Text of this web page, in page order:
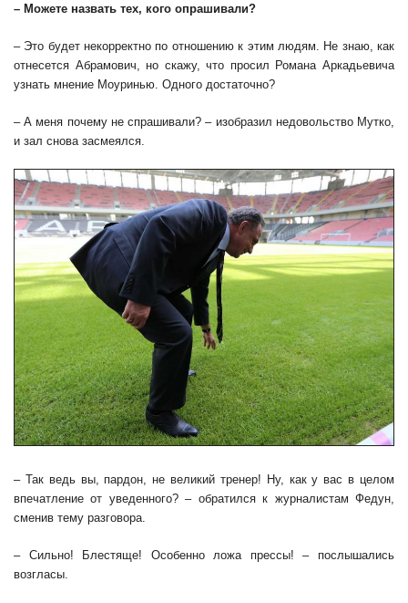
– Можете назвать тех, кого опрашивали?
– Это будет некорректно по отношению к этим людям. Не знаю, как
отнесется Абрамович, но скажу, что просил Романа Аркадьевича
узнать мнение Моуринью. Одного достаточно?
– А меня почему не спрашивали? – изобразил недовольство Мутко,
и зал снова засмеялся.
– Так ведь вы, пардон, не великий тренер! Ну, как у вас в целом
впечатление от уведенного? – обратился к журналистам Федун,
сменив тему разговора.
– Сильно! Блестяще! Особенно ложа прессы! – послышались
возгласы.